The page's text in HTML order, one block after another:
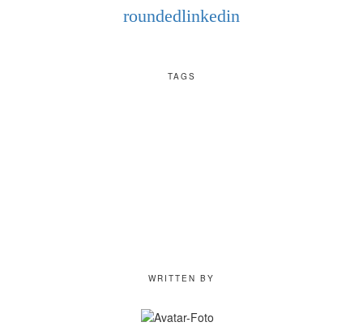
roundedlinkedin
TAGS
WRITTEN BY